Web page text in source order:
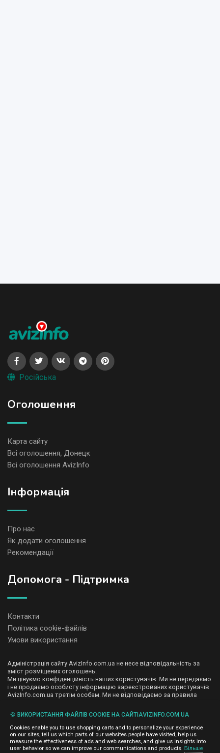
Російська
Оголошення
Карта сайту
Всі оголошення, Донецк
Всі оголошення AvizInfo
Iнформація
Про нас
Як додати оголошення
Рекомендації
Допомога - Підтримка
Контакти
Політика cookie-файлів
Умови використання
Адміністрація сайту AvizInfo.com.ua не несе відповідальність за
зміст розміщених оголошень.
Ми цінуємо конфіденційність наших користувачів. Ми не передаємо
і не продаємо особисту інформацію зареєстрованих користувачів
AvizInfo.com.ua третім особам. Ми не відповідаємо за правила
деяких сторінках нашого сайту представлена реклама Google
Adsense Advertising Network. Щоб дізнатися детальніше про
правила конфіденційності Googleнатисніть тут.
🍪 ВИКОРИСТАННЯ ФАЙЛІВ COOKIE НА САЙТІAVIZINFO.COM.UA
Cookies enable you to use shopping carts and to personalize your experience
on our sites, tell us which parts of our websites people have visited, help us
measure the effectiveness of ads and web searches, and give us insights into
user behavior so we can improve our communications and products. Більше